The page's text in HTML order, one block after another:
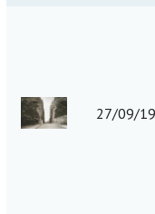
27/09/